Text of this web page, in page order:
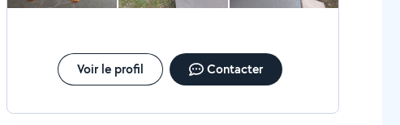
Voir le profil Contacter